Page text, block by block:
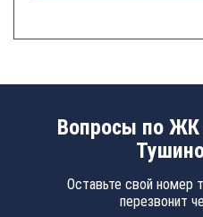
Вопросы по ЖК
Оставьте свой номер
перезвонит